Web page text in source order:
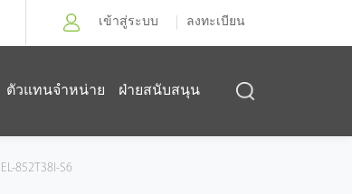
เข้าสู่ระบบ ลงทะเบียน
ตัวแทนจำหน่าย ฝ่ายสนับสนุน
EL-852T38I-S6